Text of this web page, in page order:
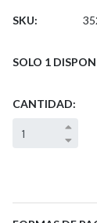
SKU:
SOLO 1
CANTIDAD: